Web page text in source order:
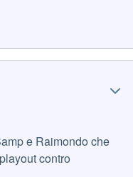
e Raimondo che
contro